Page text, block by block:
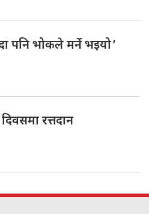
पनि भोकले मर्ने भइयो ’
दिवसमा रत्तदान